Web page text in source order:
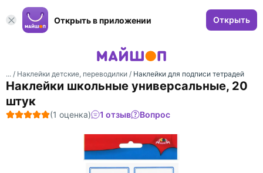
Открыть в приложении Открыть
... / Наклейки детские, переводилки / Наклейки для подписи тетрадей
Наклейки школьные универсальные, 20
штук
(1 оценка) 1 отзыв Вопрос